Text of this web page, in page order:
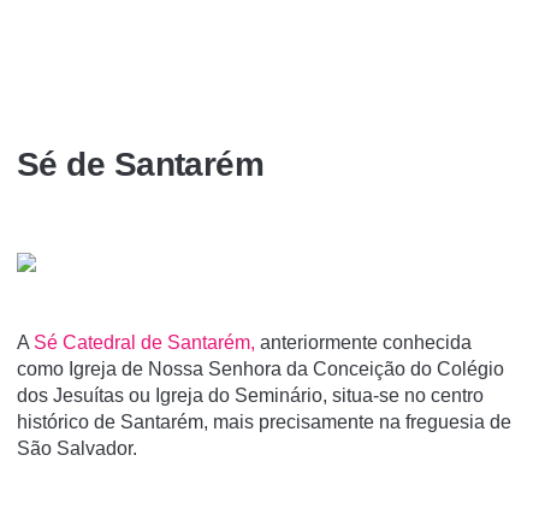
Sé de Santarém
A Sé Catedral de Santarém, anteriormente conhecida
como Igreja de Nossa Senhora da Conceição do Colégio
dos Jesuí­tas ou Igreja do Seminário, situa-se no centro
histórico de Santarém, mais precisamente na freguesia de
São Salvador.